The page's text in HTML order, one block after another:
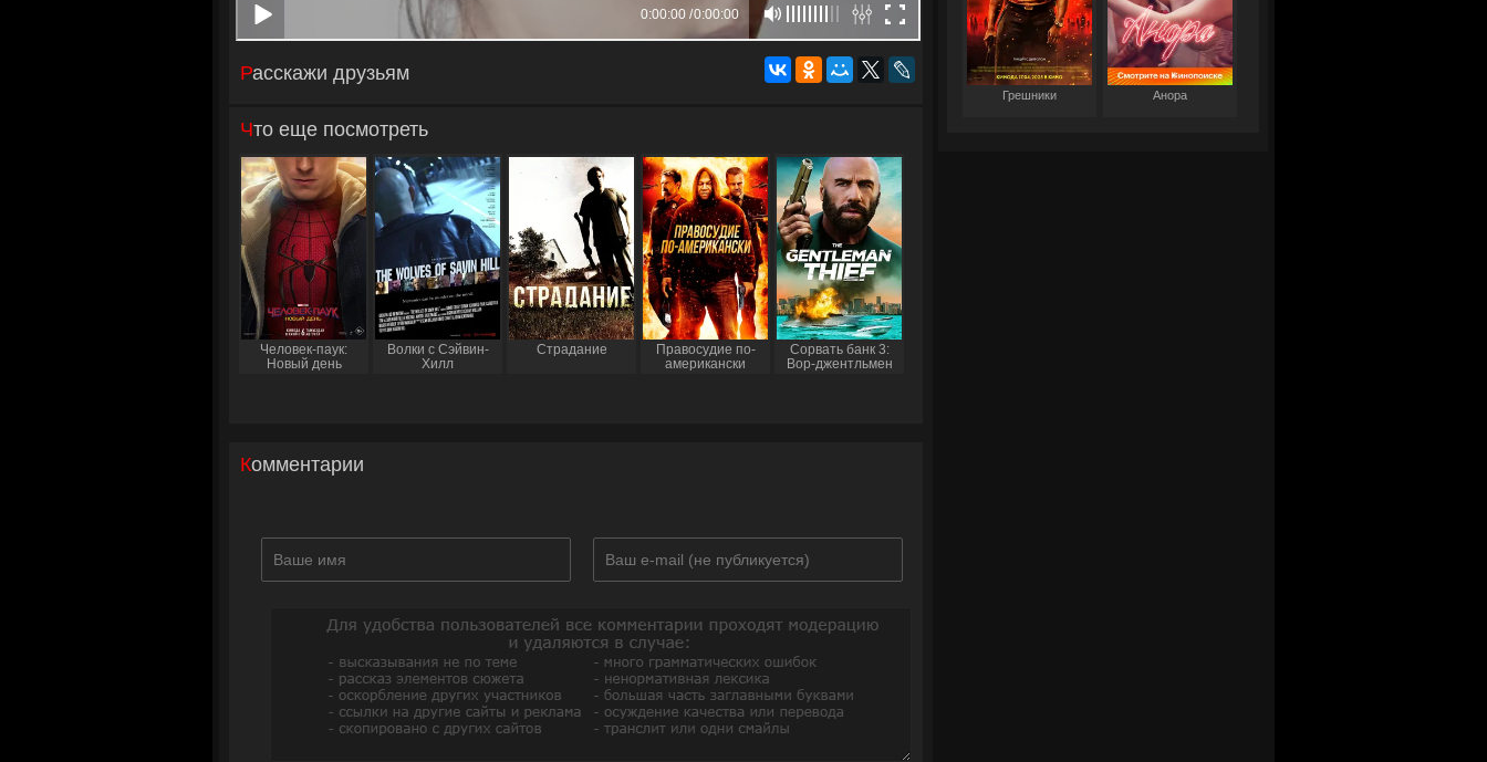
Расскажи друзьям
Что еще посмотреть
Человек-паук:
Новый день
Волки с Сэйвин-
Хилл
Страдание
Правосудие по-
американски
Сорвать банк 3:
Вор-джентльмен
Комментарии
Грешники Анора